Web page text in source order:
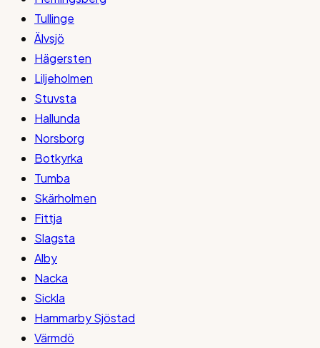
Tullinge
Älvsjö
Hägersten
Liljeholmen
Stuvsta
Hallunda
Norsborg
Botkyrka
Tumba
Skärholmen
Fittja
Slagsta
Alby
Nacka
Sickla
Hammarby Sjöstad
Värmdö